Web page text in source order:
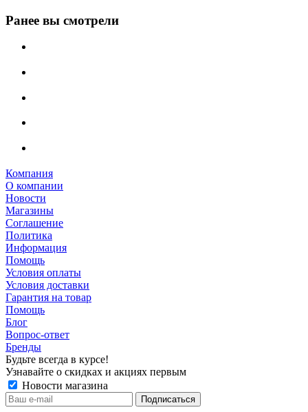
Ранее вы смотрели
Компания
О компании
Новости
Магазины
Соглашение
Политика
Информация
Помощь
Условия оплаты
Условия доставки
Гарантия на товар
Помощь
Блог
Вопрос-ответ
Бренды
Будьте всегда в курсе!
Узнавайте о скидках и акциях первым
Новости магазина